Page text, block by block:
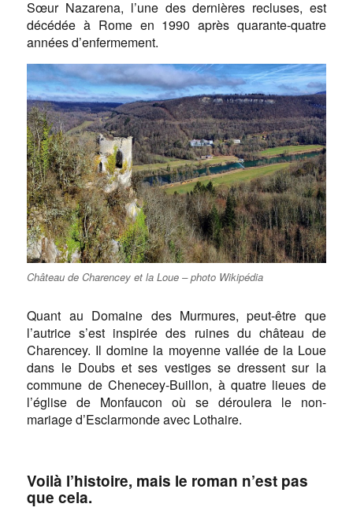
Sœur Nazarena, l’une des dernières recluses, est
décédée à Rome en 1990 après quarante-quatre
années d’enfermement.
Château de Charencey et la Loue – photo Wikipédia
Quant au Domaine des Murmures, peut-être que
l’autrice s’est inspirée des ruines du château de
Charencey. Il domine la moyenne vallée de la Loue
dans le Doubs et ses vestiges se dressent sur la
commune de Chenecey-Buillon, à quatre lieues de
l’église de Monfaucon où se déroulera le non-
mariage d’Esclarmonde avec Lothaire.
Voilà l’histoire, mais le roman n’est pas
que cela.